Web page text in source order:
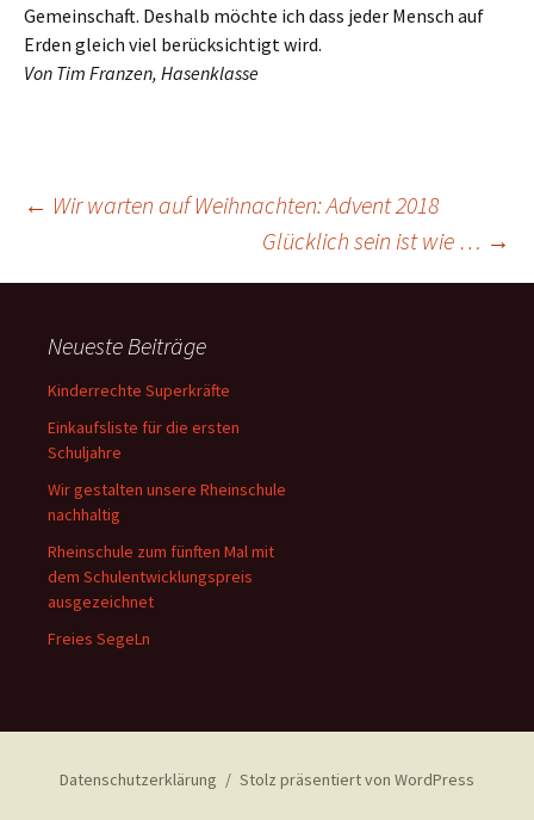
Gemeinschaft. Deshalb möchte ich dass jeder Mensch auf
Erden gleich viel berücksichtigt wird.
Von Tim Franzen, Hasenklasse
Beitragsnavigation
← Wir warten auf Weihnachten: Advent 2018
Glücklich sein ist wie … →
Neueste Beiträge
Kinderrechte Superkräfte
Einkaufsliste für die ersten
Schuljahre
Wir gestalten unsere Rheinschule
nachhaltig
Rheinschule zum fünften Mal mit
dem Schulentwicklungspreis
ausgezeichnet
Freies SegeLn
Datenschutzerklärung Stolz präsentiert von WordPress